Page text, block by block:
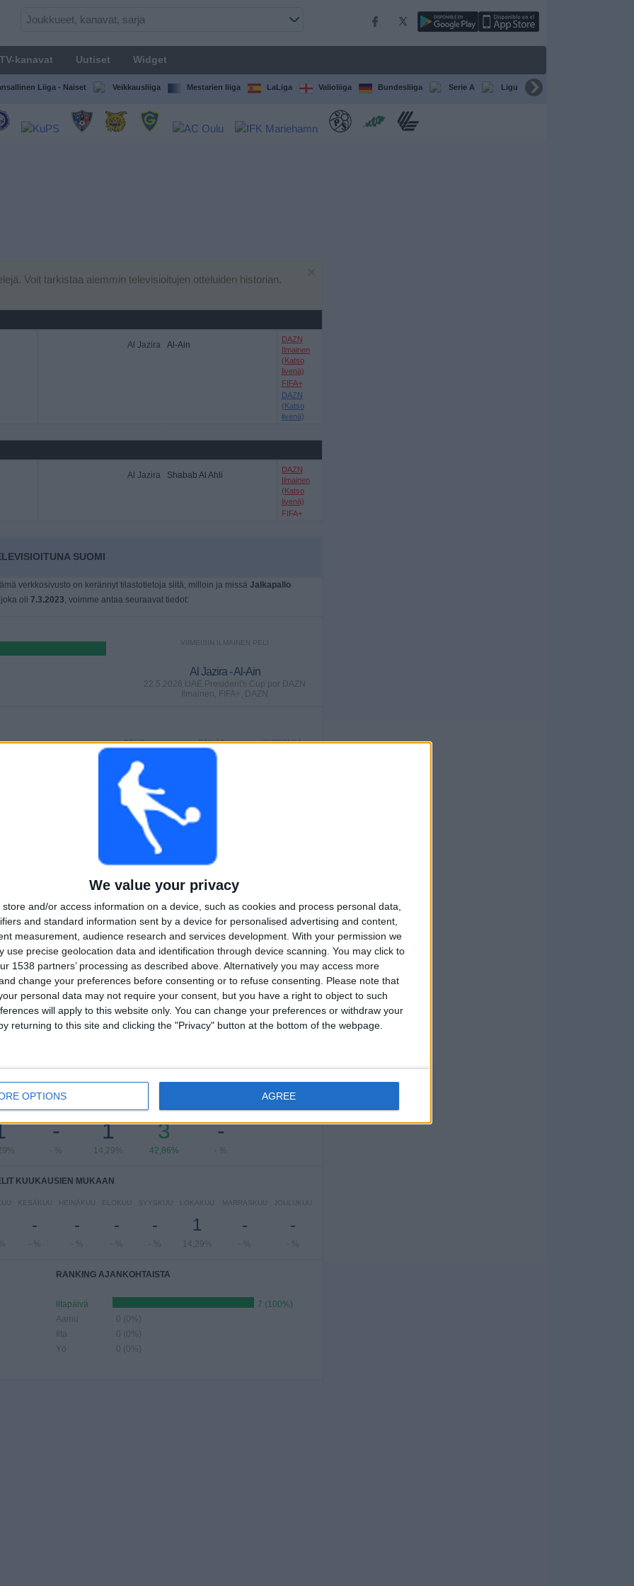
We value your privacy
store and/or access information on a device, such as cookies and process personal data,
and standard information sent by a device for personalised advertising and content,
measurement, audience research and services development. With your permission we
use precise geolocation data and identification through device scanning. You may click to
1538 partners’ processing as described above. Alternatively you may access more
change your preferences before consenting or to refuse consenting.
Please note that
personal data may not require your consent, but you have a right to object to such
will apply to this website only. You can change your preferences or withdraw your
returning to this site and clicking the "Privacy" button at the bottom of the webpage.
OPTIONS AGREE
TV-kanavat Uutiset Widget
Liiga - Naiset Veikkausliiga Mestarien liiga LaLiga Valioliiga Bundesliiga Serie A Ligue 1
Voit tarkistaa aiemmin televisioitujen otteluiden historian.
Al Jazira Al-Ain
DAZN
Ilmainen
(Katso
livenä)
FIFA+
DAZN
(Katso
livenä)
Al Jazira Shabab Al Ahli
DAZN
Ilmainen
(Katso
livenä)
FIFA+
SUOMI
verkkosivusto on kerännyt tilastotietoja siitä, milloin ja missä Jalkapallo
joka oli 7.3.2023, voimme antaa seuraavat tiedot:
VIIMEISIN ILMAINEN PELI
Al Jazira - Al-Ain
22.5.2026 UAE President's Cup por DAZN
Ilmainen, FIFA+, DAZN
YHTEENSÄ
PÄIVÄT
78
PELIT
0
PERÄKKÄISET
MAKSUPELIT
VASTUSTAJAT
MAKSIMI
2
VS Sharjah FC
YHTEENSÄ
1
KILPAILUT
RANKING KILPAILUJEN MUKAAN
UAE President's Cup 7 (100%)
Näytä täydellinen ranking
TORSTAI
-
- %
PERJANTAI
1
14,29%
LAUANTAI
3
42,86%
SUKUPUOLI
-
- %
KUUKAUSIEN MUKAAN
KESÄKUU
-
- %
HEINÄKUU
-
- %
ELOKUU
-
- %
SYYSKUU
-
- %
LOKAKUU
1
14,29%
MARRASKUU
-
- %
JOULUKUU
-
- %
RANKING AJANKOHTAISTA
Iltapäivä
7 (100%)
Aamu
0 (0%)
Ilta
0 (0%)
Yö
0 (0%)